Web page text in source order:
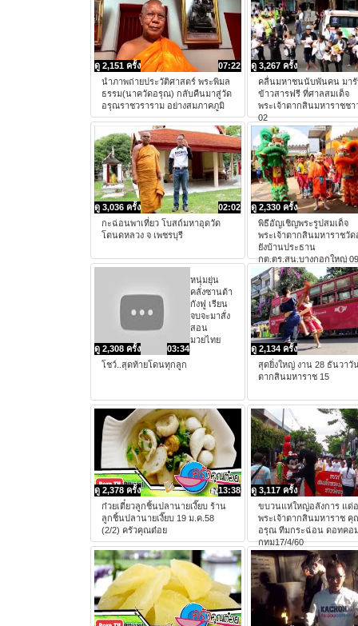
07:22
ดู 2,151 ครั้ง
นำภาพถ่ายประวัติศาสตร์ พระพิมล
ธรรม(นาควัดอรุณ) กลับคืนมาสู่วัด
อรุณราชวราราม อย่างสมภาคภูมิ
ดู 3,267 ครั้ง
คลื่นมหาชนนับพันคน มา
ข้าวสารฟรี ที่ศาลสมเด็จ
พระเจ้าตากสินมหาราชช
02
02:02
ดู 3,036 ครั้ง
กะฉ่อนพาเที่ยว โบสถ์มหาอุดวัด
โตนดหลวง จ เพชรบุรี
ดู 2,330 ครั้ง
พิธีอัญเชิญพระรูปสมเด็จ
พระเจ้าตากสินมหาราชวั
ยังบ้านประธาน
กต.ตร.สน.บางกอกใหญ่ 09
03:34
ดู 2,308 ครั้ง
หนุ่มยุ่น
คลั่งซานต้า
กังฟู เรียน
จบจะมาสั่ง
สอน
มวยไทย
โชว์..สุดท้ายโดนทุกลูก
ดู 2,134 ครั้ง
สุดยิ่งใหญ่ งาน 28 ธันวาวั
ตากสินมหาราช 15
13:38
ดู 2,378 ครั้ง
ก๋วยเตี๋ยวลูกชิ้นปลานายเงี๊ยบ ร้าน
ลูกชิ้นปลานายเงี๊ยบ 19 ม.ค.58
(2/2) ครัวคุณต๋อย
ดู 3,117 ครั้ง
ขบวนแห่ใหญ่อลังการ แด่
พระเจ้าตากสินมหาราช คุ
อรุณ ทีมกระฉ่อน ดอทคอม
กทม17/4/60